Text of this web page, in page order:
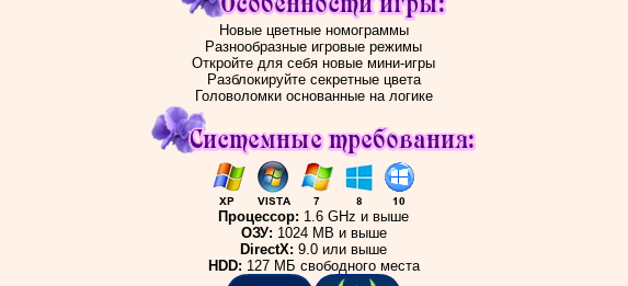
Новые цветные номограммы
Разнообразные игровые режимы
Откройте для себя новые мини-игры
Разблокируйте секретные цвета
Головоломки основанные на логике
Процессор: 1.6 GHz и выше
ОЗУ: 1024 MB и выше
DirectX: 9.0 или выше
HDD: 127 МБ свободного места